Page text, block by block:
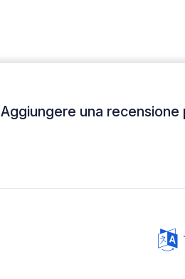
Aggiungere una